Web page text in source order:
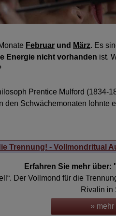
Februar und März. Es
Energie nicht vorhanden ist.
Prentice Mulford (1834-
Schwächemonaten lohnte
Trennung! - Vollmondritual
Erfahren Sie mehr
Der Vollmond für die
Rivalin in
» mehr